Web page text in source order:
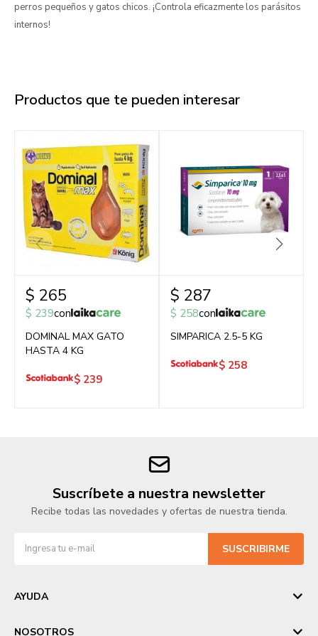
perros pequeños y gatos chicos. ¡Controla eficazmente los parásitos
internos!
Productos que te pueden interesar
$ 265
$ 239con
DOMINAL MAX GATO
HASTA 4 KG
$ 239
$ 287
$ 258con
SIMPARICA 2.5-5 KG
$ 258
Suscríbete a nuestra newsletter
Recibe todas las novedades y ofertas de nuestra tienda.
SUSCRIBIRME
AYUDA
NOSOTROS